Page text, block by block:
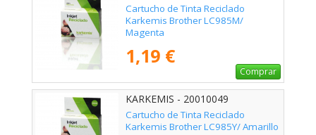
Cartucho de Tinta Reciclado
Karkemis Brother LC985M/
Magenta
1,19 €
Comprar
KARKEMIS - 20010049
Cartucho de Tinta Reciclado
Karkemis Brother LC985Y/ Amarillo